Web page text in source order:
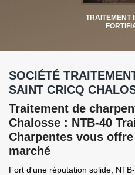
TRAITEMENT
SOCIÉTÉ
SAINT CRICQ
Traitement de
Chalosse : NTB-40
Charpentes vous
marché
Fort d'une réputation solide,